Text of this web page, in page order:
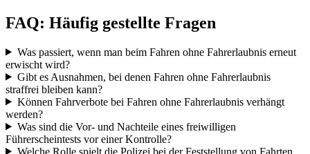
FAQ: Häufig gestellte Fragen
Was passiert, wenn man beim Fahren ohne Fahrerlaubnis erneut
erwischt wird?
Gibt es Ausnahmen, bei denen Fahren ohne Fahrerlaubnis
straffrei bleiben kann?
Können Fahrverbote bei Fahren ohne Fahrerlaubnis verhängt
werden?
Was sind die Vor- und Nachteile eines freiwilligen
Führerscheintests vor einer Kontrolle?
Welche Rolle spielt die Polizei bei der Feststellung von Fahrten